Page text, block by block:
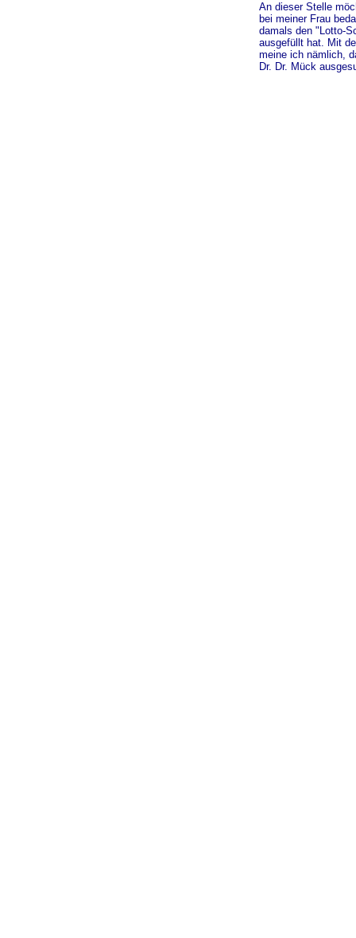
An dieser Stelle
bei meiner Frau
damals den "Lotto-
ausgefüllt hat. Mit
meine ich nämlich,
Dr. Dr. Mück